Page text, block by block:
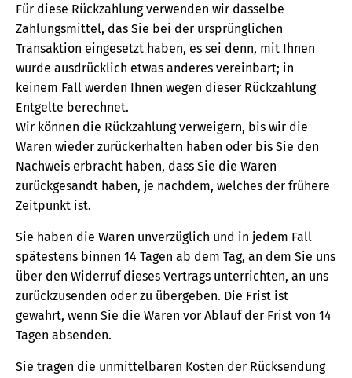
Für diese Rückzahlung verwenden wir dasselbe
Zahlungsmittel, das Sie bei der ursprünglichen
Transaktion eingesetzt haben, es sei denn, mit Ihnen
wurde ausdrücklich etwas anderes vereinbart; in
keinem Fall werden Ihnen wegen dieser Rückzahlung
Entgelte berechnet.
Wir können die Rückzahlung verweigern, bis wir die
Waren wieder zurückerhalten haben oder bis Sie den
Nachweis erbracht haben, dass Sie die Waren
zurückgesandt haben, je nachdem, welches der frühere
Zeitpunkt ist.
Sie haben die Waren unverzüglich und in jedem Fall
spätestens binnen 14 Tagen ab dem Tag, an dem Sie uns
über den Widerruf dieses Vertrags unterrichten, an uns
zurückzusenden oder zu übergeben. Die Frist ist
gewahrt, wenn Sie die Waren vor Ablauf der Frist von 14
Tagen absenden.
Sie tragen die unmittelbaren Kosten der Rücksendung